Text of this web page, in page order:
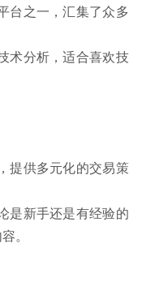
台之一，汇集了众多
术分析，适合喜欢技
提供多元化的交易策
是新手还是有经验的
。